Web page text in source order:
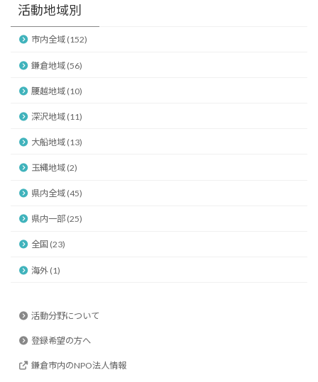
活動地域別
市内全域 (152)
鎌倉地域 (56)
腰越地域 (10)
深沢地域 (11)
大船地域 (13)
玉縄地域 (2)
県内全域 (45)
県内一部 (25)
全国 (23)
海外 (1)
活動分野について
登録希望の方へ
鎌倉市内のNPO法人情報